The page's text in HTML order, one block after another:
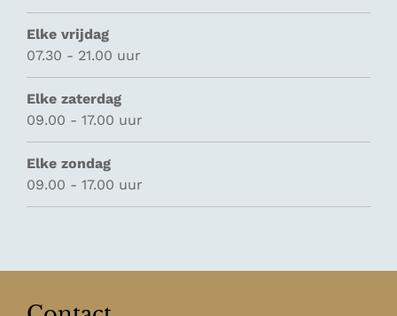
Elke vrijdag
07.30 - 21.00 uur
Elke zaterdag
09.00 - 17.00 uur
Elke zondag
09.00 - 17.00 uur